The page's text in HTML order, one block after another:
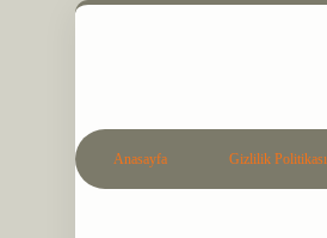
Anasayfa Gizlilik Politikası